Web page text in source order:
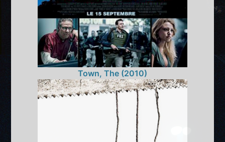
Town, The (2010)